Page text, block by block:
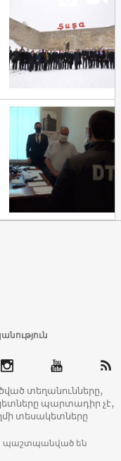
տեղանունները,
պարտադիր չէ,
տեսակետները
պաշտպանված են